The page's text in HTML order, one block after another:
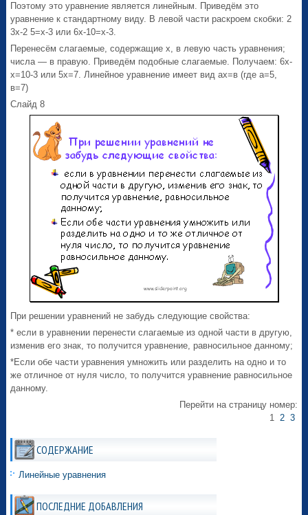
Поэтому это уравнение является линейным. Приведём это
уравнение к стандартному виду. В левой части раскроем скобки: 2
3х-2 5=х-3 или 6х-10=х-3.
Перенесём слагаемые, содержащие х, в левую часть уравнения;
числа — в правую. Приведём подобные слагаемые. Получаем: 6х-
х=10-3 или 5х=7. Линейное уравнение имеет вид ах=в (где а=5,
в=7)
Слайд 8
При решении уравнений не забудь следующие свойства:
* если в уравнении перенести слагаемые из одной части в другую,
изменив его знак, то получится уравнение, равносильное данному;
*Если обе части уравнения умножить или разделить на одно и то
же отличное от нуля число, то получится уравнение равносильное
данному.
Перейти на страницу номер:
1 2 3
СОДЕРЖАНИЕ
Линейные уравнения
ПОСЛЕДНИЕ ДОБАВЛЕНИЯ